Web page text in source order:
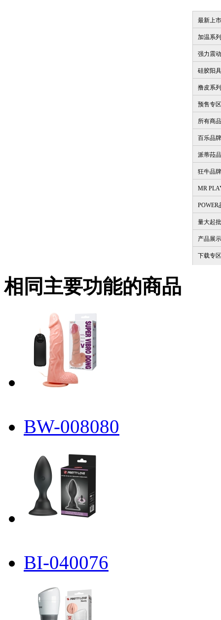
最新上市
加温系列
强力震动
硅胶阳具
撸皮系列
预售专区
所有商品
百乐品牌
派蒂菈
狂牛品牌
MR
POWER
量大起批
产品展
下载专区
相同主要功能的商品
BW-008080
BI-040076